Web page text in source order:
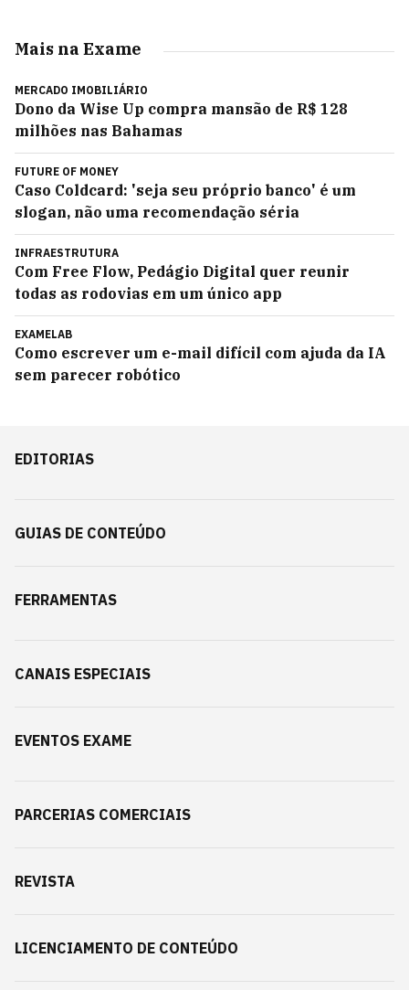
Mais na Exame
MERCADO IMOBILIÁRIO
Dono da Wise Up compra mansão de R$ 128
milhões nas Bahamas
FUTURE OF MONEY
Caso Coldcard: 'seja seu próprio banco' é um
slogan, não uma recomendação séria
INFRAESTRUTURA
Com Free Flow, Pedágio Digital quer reunir
todas as rodovias em um único app
EXAMELAB
Como escrever um e-mail difícil com ajuda da IA
sem parecer robótico
EDITORIAS
GUIAS DE CONTEÚDO
FERRAMENTAS
CANAIS ESPECIAIS
EVENTOS EXAME
PARCERIAS COMERCIAIS
REVISTA
LICENCIAMENTO DE CONTEÚDO